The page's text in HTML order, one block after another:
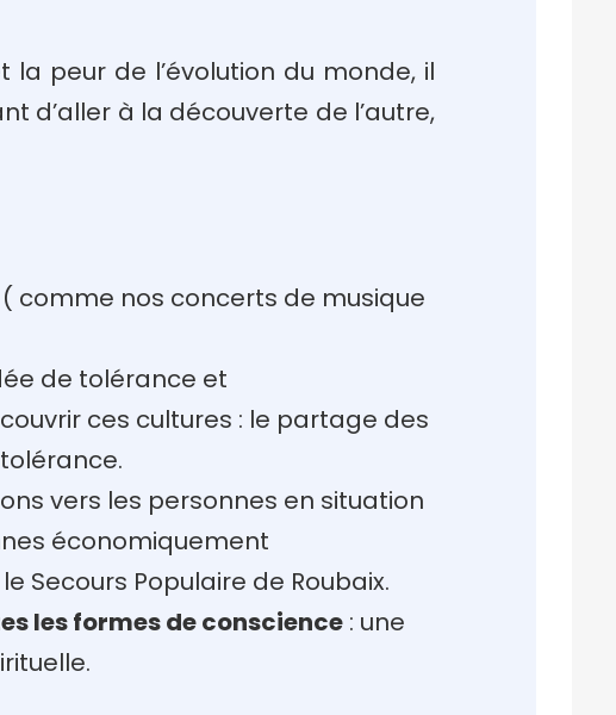
peur de l’évolution du monde, il
d’aller à la découverte de l’autre,
( comme nos concerts de musique
de tolérance et
ces cultures : le partage des
vers les personnes en situation
économiquement
Secours Populaire de Roubaix.
les formes de conscience : une